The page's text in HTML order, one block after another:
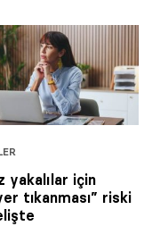
yakalılar için
tıkanması” riski